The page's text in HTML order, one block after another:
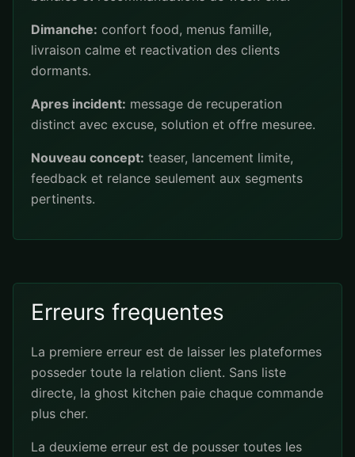
Dimanche: confort food, menus famille,
livraison calme et reactivation des clients
dormants.
Apres incident: message de recuperation
distinct avec excuse, solution et offre mesuree.
Nouveau concept: teaser, lancement limite,
feedback et relance seulement aux segments
pertinents.
Erreurs frequentes
La premiere erreur est de laisser les plateformes
posseder toute la relation client. Sans liste
directe, la ghost kitchen paie chaque commande
plus cher.
La deuxieme erreur est de pousser toutes les